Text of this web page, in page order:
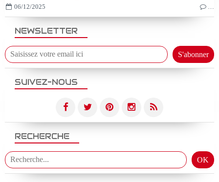
NEWSLETTER
SUIVEZ-NOUS
RECHERCHE
06/12/2025